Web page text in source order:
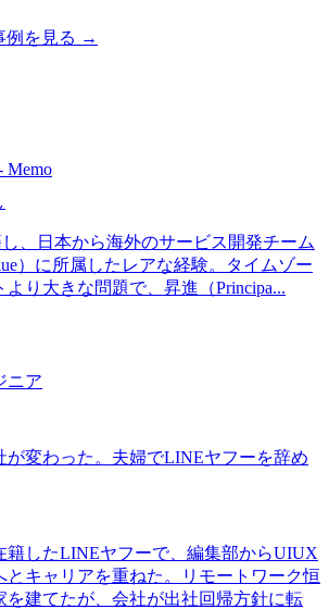
例を見る →
Memo
、日本から海外のサービス開発チーム
）に所属したレアな経験。タイムゾー
り大きな問題で、昇進（Principa...
ニア
が変わった。夫婦でLINEヤフーを辞め
籍したLINEヤフーで、編集部からUIUX
とキャリアを重ねた。リモートワーク恒
を建てたが、会社が出社回帰方針に転